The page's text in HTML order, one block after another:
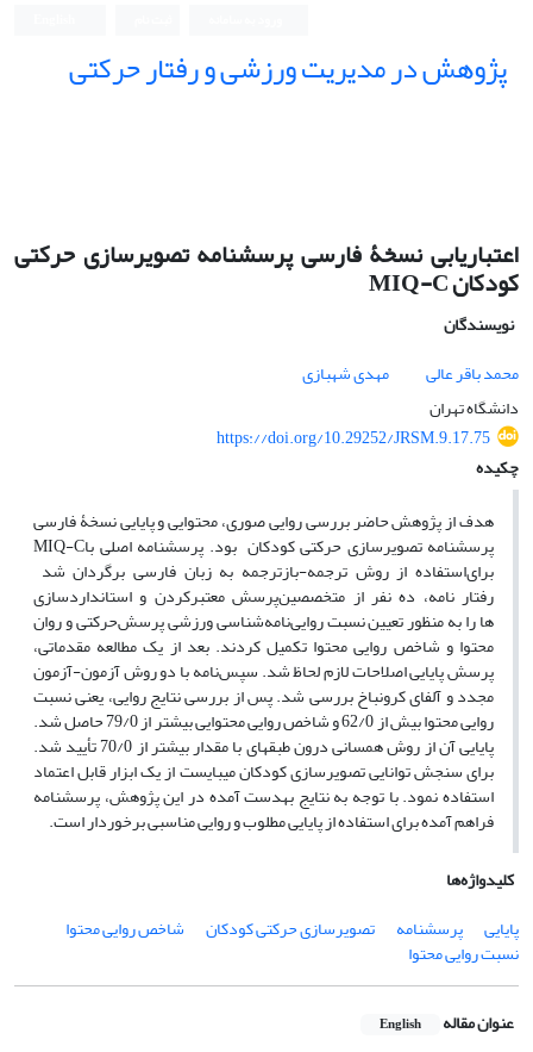
پژوهش در مدیریت ورزشی و رفتار حرکتی
اعتباریابی نسخۀ فارسی پرسش‎نامه تصویرسازی حرکتی
کودکان MIQ-C
نویسندگان
محمد باقر عالی
مهدی شهبازی
دانشگاه تهران
https://doi.org/10.29252/JRSM.9.17.75
چکیده
هدف ازپژوهش حاضر بررسی روایی صوری، محتوایی و پایایی نسخۀ فارسی
پرسش‎نامه تصویرسازی حرکتی کودکان MIQ-Cبود. پرسش‎نامه اصلی با
استفاده از روش ترجمه-بازترجمه به زبان فارسی برگردان شدبرای
استانداردسازی و معتبرکردن پرسشنامه، ده نفر از متخصصین رفتار
حرکتی و روانشناسی ورزشی پرسشنامهها را به منظور تعیین نسبت روایی
محتوا و شاخص روایی محتوا تکمیل کردند. بعد از یک مطالعه مقدماتی،
اصلاحات لازم لحاظ شد. سپسپایاییپرسش نامهبادوروشآزمون-آزمون
مجددوآلفای کرونباخبررسیشد.پسازبررسینتایجروایی،یعنی نسبت
روایی محتوا بیش از 62/0 و شاخص روایی محتوایی بیشتر از 79/0 حاصل شد.
پایایی آن از روش همسانی درون طبقه‎ای با مقدار بیشتر از 70/0 تأیید شد.
برای سنجش توانایی تصویرسازی کودکان می‎بایست از یک ابزار قابل اعتماد
استفاده نمود. با توجه به نتایج به‎دست آمده در این پژوهش، پرسش‎نامه
فراهم آمده برای استفاده از پایایی مطلوب و روایی مناسبی برخوردار است.
کلیدواژه‌ها
پایایی
پرسش‎نامه تصویرسازی حرکتی کودکان شاخص روایی محتوا
نسبت روایی محتوا
عنوان مقاله English